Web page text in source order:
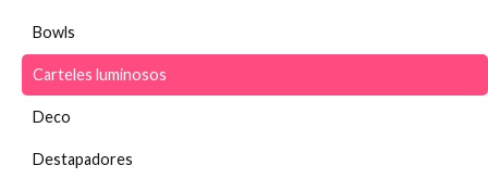
Bowls
Carteles luminosos
Deco
Destapadores